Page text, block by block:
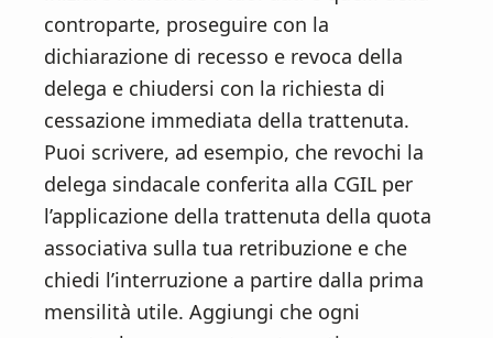
controparte, proseguire con la
dichiarazione di recesso e revoca della
delega e chiudersi con la richiesta di
cessazione immediata della trattenuta.
Puoi scrivere, ad esempio, che revochi la
delega sindacale conferita alla CGIL per
l’applicazione della trattenuta della quota
associativa sulla tua retribuzione e che
chiedi l’interruzione a partire dalla prima
mensilità utile. Aggiungi che ogni